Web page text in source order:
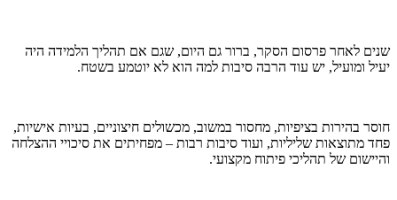
שנים לאחר פרסום הסקר, ברור גם היום, שגם אם תהליך הלמידה היה
יעיל ומועיל, יש עוד הרבה סיבות למה הוא לא יוטמע בשטח.
חוסר בהירות בציפיות, מחסור במשוב, מכשולים חיצוניים, בעיות אישיות,
פחד מתוצאות שליליות, ועוד סיבות רבות – מפחיתים את סיכויי ההצלחה
והיישום של תהליכי פיתוח מקצועי.